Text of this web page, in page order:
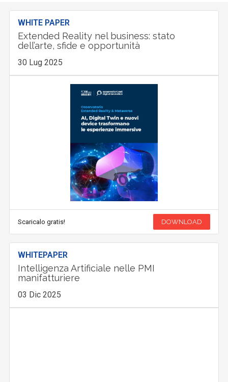
WHITE PAPER
Extended Reality nel business: stato
dell’arte, sfide e opportunità
30 Lug 2025
Scaricalo gratis! DOWNLOAD
WHITEPAPER
Intelligenza Artificiale nelle PMI
manifatturiere
03 Dic 2025